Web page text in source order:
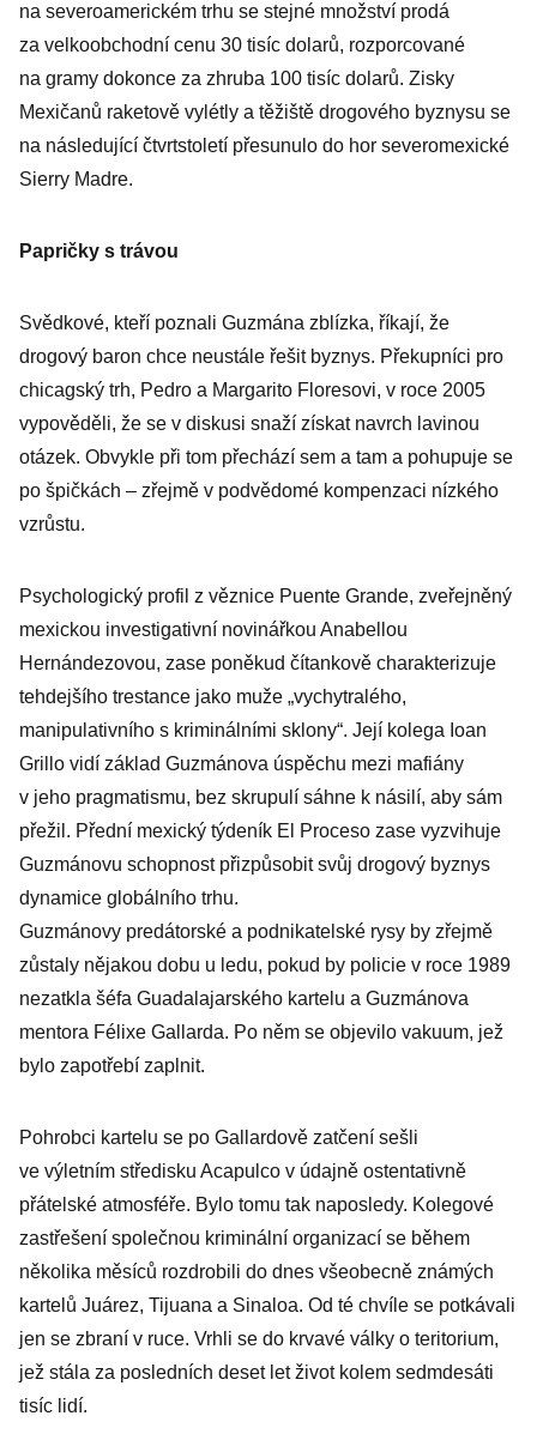
na severoamerickém trhu se stejné množství prodá
za velkoobchodní cenu 30 tisíc dolarů, rozporcované
na gramy dokonce za zhruba 100 tisíc dolarů. Zisky
Mexičanů raketově vylétly a těžiště drogového byznysu se
na následující čtvrtstoletí přesunulo do hor severomexické
Sierry Madre.
Papričky s trávou
Svědkové, kteří poznali Guzmána zblízka, říkají, že
drogový baron chce neustále řešit byznys. Překupníci pro
chicagský trh, Pedro a Margarito Floresovi, v roce 2005
vypověděli, že se v diskusi snaží získat navrch lavinou
otázek. Obvykle při tom přechází sem a tam a pohupuje se
po špičkách – zřejmě v podvědomé kompenzaci nízkého
vzrůstu.
Psychologický profil z věznice Puente Grande, zveřejněný
mexickou investigativní novinářkou Anabellou
Hernándezovou, zase poněkud čítankově charakterizuje
tehdejšího trestance jako muže „vychytralého,
manipulativního s kriminálními sklony“. Její kolega Ioan
Grillo vidí základ Guzmánova úspěchu mezi mafiány
v jeho pragmatismu, bez skrupulí sáhne k násilí, aby sám
přežil. Přední mexický týdeník El Proceso zase vyzvihuje
Guzmánovu schopnost přizpůsobit svůj drogový byznys
dynamice globálního trhu.
Guzmánovy predátorské a podnikatelské rysy by zřejmě
zůstaly nějakou dobu u ledu, pokud by policie v roce 1989
nezatkla šéfa Guadalajarského kartelu a Guzmánova
mentora Félixe Gallarda. Po něm se objevilo vakuum, jež
bylo zapotřebí zaplnit.
Pohrobci kartelu se po Gallardově zatčení sešli
ve výletním středisku Acapulco v údajně ostentativně
přátelské atmosféře. Bylo tomu tak naposledy. Kolegové
zastřešení společnou kriminální organizací se během
několika měsíců rozdrobili do dnes všeobecně známých
kartelů Juárez, Tijuana a Sinaloa. Od té chvíle se potkávali
jen se zbraní v ruce. Vrhli se do krva­vé války o teritorium,
jež stála za posledních deset let život kolem sedmdesáti
tisíc lidí.